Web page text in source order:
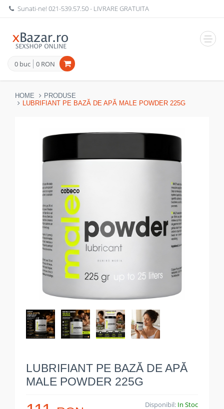
Sunati-ne!021-539.57.50- LIVRARE GRATUITA
0 buc 0 RON
HOME
PRODUSE
LUBRIFIANT PE BAZĂ DE APĂ MALE POWDER 225G
LUBRIFIANT PE BAZĂ DE APĂ
MALE POWDER 225G
Disponibil: In Stoc